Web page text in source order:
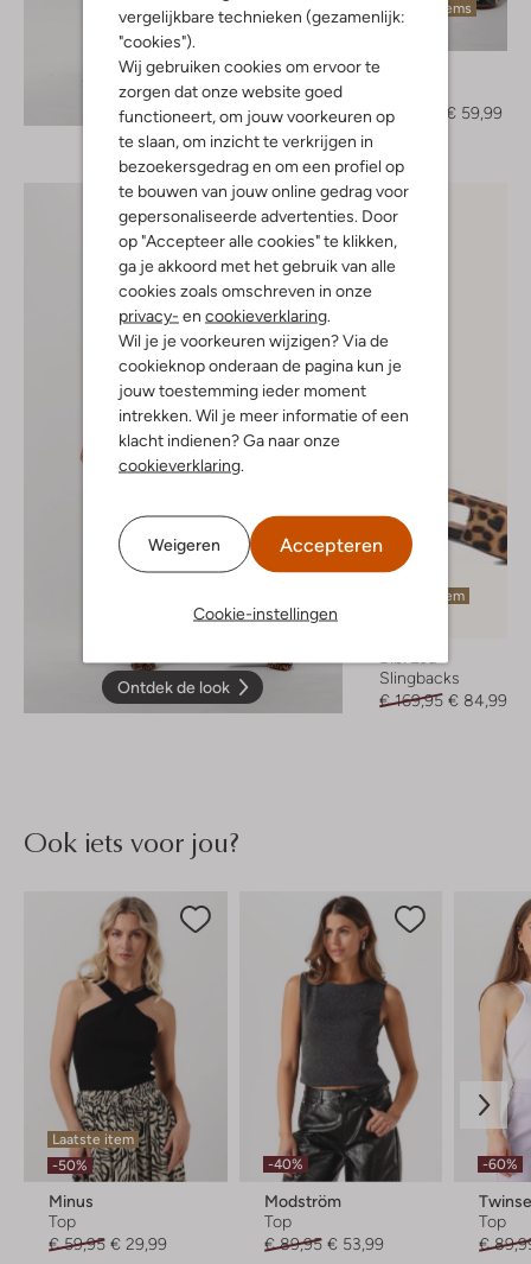
vergelijkbare technieken (gezamenlijk:
"cookies").
Wij gebruiken cookies om ervoor te
zorgen dat onze website goed
functioneert, om jouw voorkeuren op
te slaan, om inzicht te verkrijgen in
bezoekersgedrag en om een profiel op
te bouwen van jouw online gedrag voor
gepersonaliseerde advertenties. Door
op "Accepteer alle cookies" te klikken,
ga je akkoord met het gebruik van alle
cookies zoals omschreven in onze
privacy- en cookieverklaring.
Wil je je voorkeuren wijzigen? Via de
cookieknop onderaan de pagina kun je
jouw toestemming ieder moment
intrekken. Wil je meer informatie of een
klacht indienen? Ga naar onze
cookieverklaring.
Weigeren Accepteren
Cookie-instellingen
Ontdek de look
Laatste items
Gestuz
€ 119,95
€ 59,99
Ontdek de look
Laatste item
Slingbacks
€ 169,95 € 84,99
Ook iets voor jou?
Laatste item
-50%
Minus
Top
€ 59,95 € 29,99
-40%
Modström
Top
€ 89,95 € 53,99
-60%
Top
€